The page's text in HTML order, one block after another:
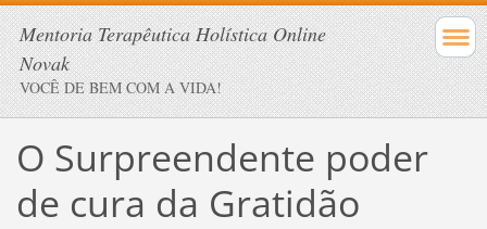
Mentoria Terapêutica Holística Online
Novak
VOCÊ DE BEM COM A VIDA!
O Surpreendente poder
de cura da Gratidão